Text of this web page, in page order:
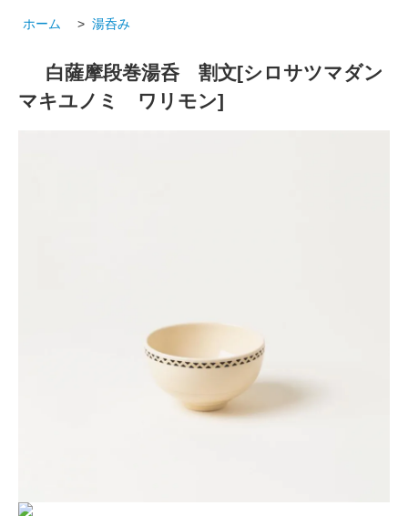
ホーム > 湯呑み
白薩摩段巻湯呑 割文[シロサツマダン
マキユノミ ワリモン]